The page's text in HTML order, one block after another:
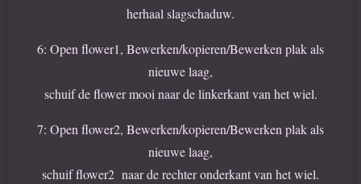
herhaal slagschaduw.
6: Open flower1, Bewerken/kopieren/Bewerken plak als
nieuwe laag,
schuif de flower mooi naar de linkerkant van het wiel.
7: Open flower2, Bewerken/kopieren/Bewerken plak als
nieuwe laag,
schuif flower2 naar de rechter onderkant van het wiel.